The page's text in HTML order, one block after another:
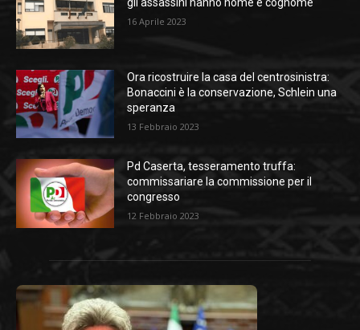
16 Aprile 2023
Ora ricostruire la casa del centrosinistra:
Bonaccini è la conservazione, Schlein una
speranza
13 Febbraio 2023
Pd Caserta, tesseramento truffa:
commissariare la commissione per il
congresso
12 Febbraio 2023